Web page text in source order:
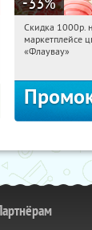
03:33:39
Россия
Скидка 1000р.
маркетплейсе
«Флаувау»